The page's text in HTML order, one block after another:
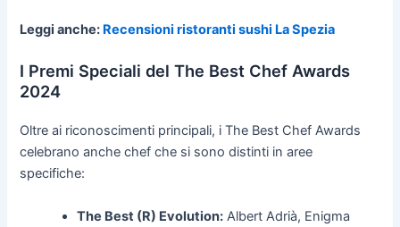
Leggi anche: Recensioni ristoranti sushi La Spezia
I Premi Speciali del The Best Chef Awards
2024
Oltre ai riconoscimenti principali, i The Best Chef Awards
celebrano anche chef che si sono distinti in aree
specifiche:
The Best (R) Evolution: Albert Adrià, Enigma